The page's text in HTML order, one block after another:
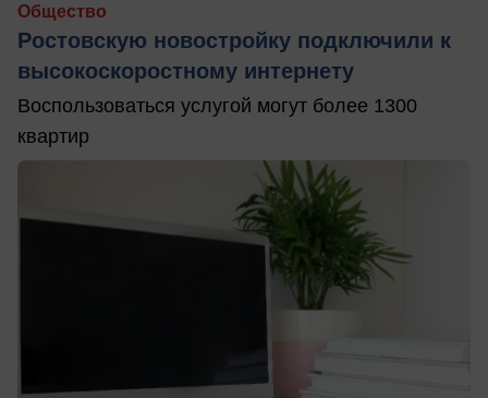
Общество
Ростовскую новостройку подключили к
высокоскоростному интернету
Воспользоваться услугой могут более 1300
квартир